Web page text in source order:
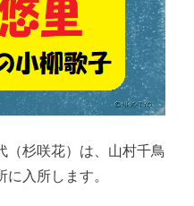
（杉咲花）は、山村千鳥
入所します。